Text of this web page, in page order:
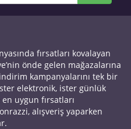
fırsatları kovalayan
önde gelen mağazalarına
kampanyalarını tek bir
elektronik, ister günlük
uygun fırsatları
alışveriş yaparken